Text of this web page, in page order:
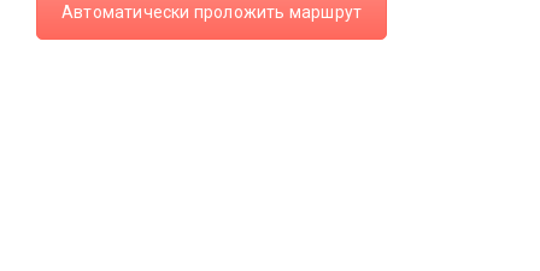
Автоматически проложить маршрут